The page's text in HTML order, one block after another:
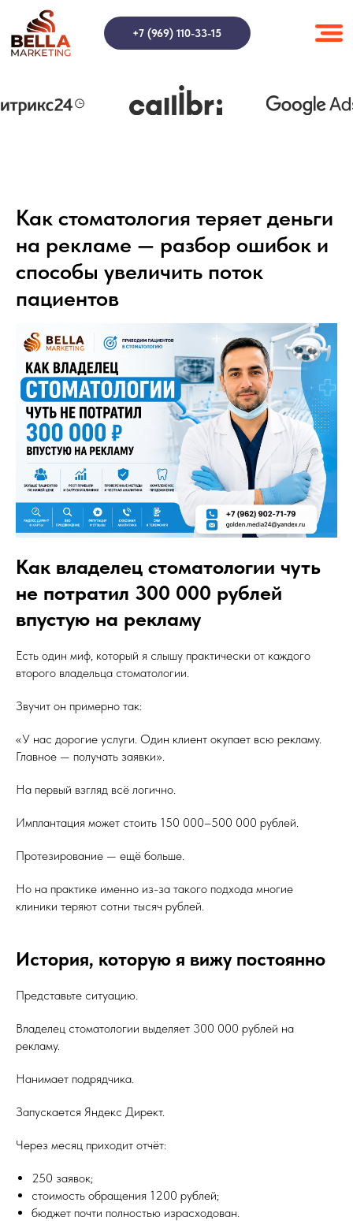
+7 (969) 110-33-15
Как стоматология теряет деньги
на рекламе — разбор ошибок и
способы увеличить поток
пациентов
Как владелец стоматологии чуть
не потратил 300 000 рублей
впустую на рекламу
Есть один миф, который я слышу практически от каждого
второго владельца стоматологии.
Звучит он примерно так:
«У нас дорогие услуги. Один клиент окупает всю рекламу.
Главное — получать заявки».
На первый взгляд всё логично.
Имплантация может стоить 150 000–500 000 рублей.
Протезирование — ещё больше.
Но на практике именно из-за такого подхода многие
клиники теряют сотни тысяч рублей.
История, которую я вижу постоянно
Представьте ситуацию.
Владелец стоматологии выделяет 300 000 рублей на
рекламу.
Нанимает подрядчика.
Запускается Яндекс Директ.
Через месяц приходит отчёт:
250 заявок;
стоимость обращения 1200 рублей;
бюджет почти полностью израсходован.